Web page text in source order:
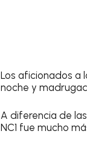
Los aficionados a
noche y
A diferencia de
NC1 fue mucho